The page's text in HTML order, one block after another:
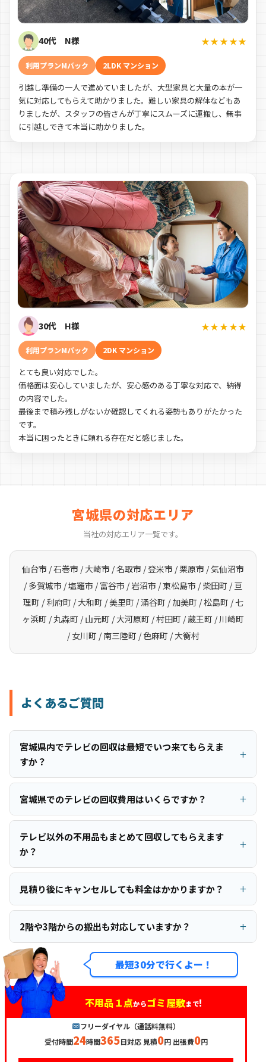
40代 N様 ★★★★★
利用プランMパック 2LDK マンション
引越し準備の一人で進めていましたが、大型家具と大量の本が一
気に対応してもらえて助かりました。難しい家具の解体などもあ
りましたが、スタッフの皆さんが丁寧にスムーズに運搬し、無事
に引越しできて本当に助かりました。
30代 H様 ★★★★★
利用プランMパック 2DK マンション
とても良い対応でした。
価格面は安心していましたが、安心感のある丁寧な対応で、納得
の内容でした。
最後まで積み残しがないか確認してくれる姿勢もありがたかった
です。
本当に困ったときに頼れる存在だと感じました。
宮城県の対応エリア
当社の対応エリア一覧です。
仙台市 / 石巻市 / 大崎市 / 名取市 / 登米市 / 栗原市 / 気仙沼市
/ 多賀城市 / 塩竈市 / 富谷市 / 岩沼市 / 東松島市 / 柴田町 / 亘
理町 / 利府町 / 大和町 / 美里町 / 涌谷町 / 加美町 / 松島町 / 七
ヶ浜町 / 丸森町 / 山元町 / 大河原町 / 村田町 / 蔵王町 / 川崎町
/ 女川町 / 南三陸町 / 色麻町 / 大衡村
よくあるご質問
宮城県内でテレビの回収は最短でいつ来てもらえま
すか？
宮城県でのテレビの回収費用はいくらですか？
テレビ以外の不用品もまとめて回収してもらえます
か？
見積り後にキャンセルしても料金はかかりますか？
2階や3階からの搬出も対応していますか？
最短30分で行くよー！
不用品１点からゴミ屋敷まで!
フリーダイヤル（通話料無料）
受付時間24時間365日対応 見積0円 出張費0円